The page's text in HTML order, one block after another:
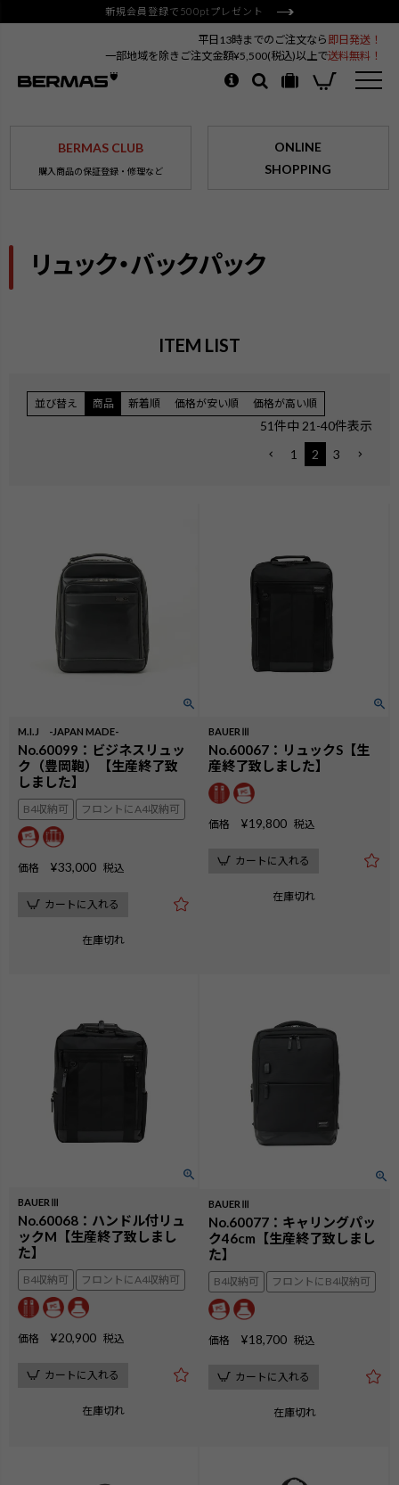
新規会員登録で500ptプレゼント
平日13時までのご注文なら 即日発送！
一部地域を除きご注文金額¥5,500(税込)以上で送料無料！
BERMAS CLUB
購入商品の保証登録・修理など
ONLINE
SHOPPING
リュック・バックパック
ITEM LIST
並び替え 商品 新着順 価格が安い順 価格が高い順
51件中 21 -40件表示
1
2 3
M.I.J -JAPAN MADE-
No.60099：ビジネスリュッ
ク（豊岡鞄）【生産終了致
しました】
B4収納可 フロントにA4収納可
価格 ¥33,000 税込
カートに入れる
在庫切れ
BAUERⅢ
No.60067：リュックS【生
産終了致しました】
価格 ¥19,800 税込
カートに入れる
在庫切れ
BAUERⅢ
No.60068：ハンドル付リュ
ックM【生産終了致しまし
た】
B4収納可 フロントにA4収納可
価格 ¥20,900 税込
カートに入れる
在庫切れ
BAUERⅢ
No.60077：キャリングパッ
ク46cm【生産終了致しまし
た】
B4収納可 フロントにB4収納可
価格 ¥18,700 税込
カートに入れる
在庫切れ